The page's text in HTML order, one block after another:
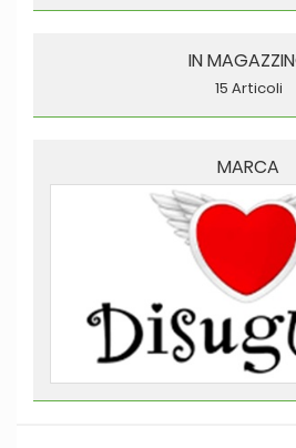
IN
15 Articoli
MARCA